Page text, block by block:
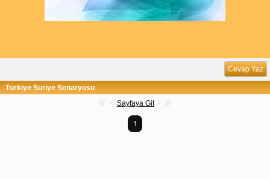
Cevap Yaz
Türkiye Suriye Senaryosu
Sayfaya Git
1